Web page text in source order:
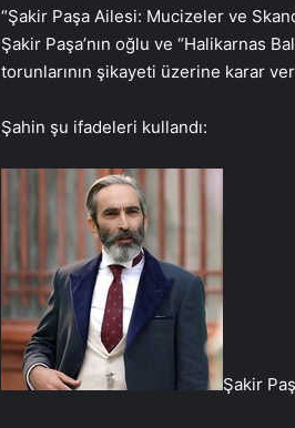
“Şakir Paşa Ailesi: Mucizeler ve
Şakir Paşa’nın oğlu ve “Halikarnas
torunlarının şikayeti üzerine karar
Şahin şu ifadeleri kullandı:
Şakir